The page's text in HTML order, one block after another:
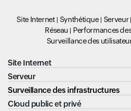
Site Internet Synthétique Serveur
Réseau
Performances
Surveillance des
Site Internet
Serveur
Surveillance des infrastructures
Cloud public et privé